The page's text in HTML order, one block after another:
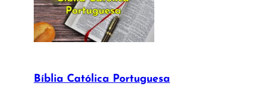
Bíblia Católica Portuguesa